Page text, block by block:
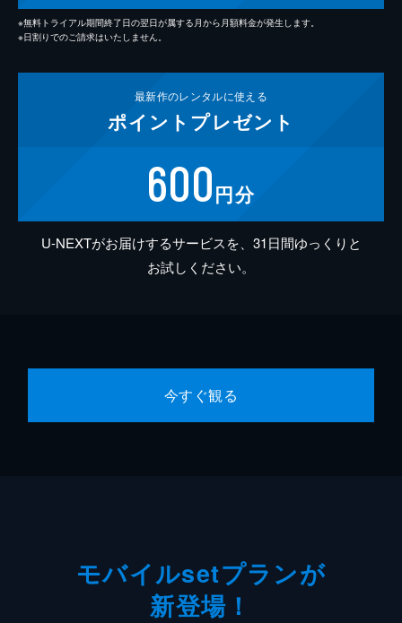
※無料トライアル期間終了日の翌日が属する月から月額料金が発生します。
※日割りでのご請求はいたしません。
最新作のレンタルに使える
ポイント プレゼント
600円分
U-NEXTがお届けするサービスを、31日間ゆっくりと
お試しください。
今すぐ観る
モバイルsetプランが
新登場！